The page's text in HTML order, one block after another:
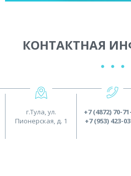
КОНТАКТНАЯ
г.Тула, ул.
Пионерская, д. 1
+7 (4872) 70-
+7 (953) 423-